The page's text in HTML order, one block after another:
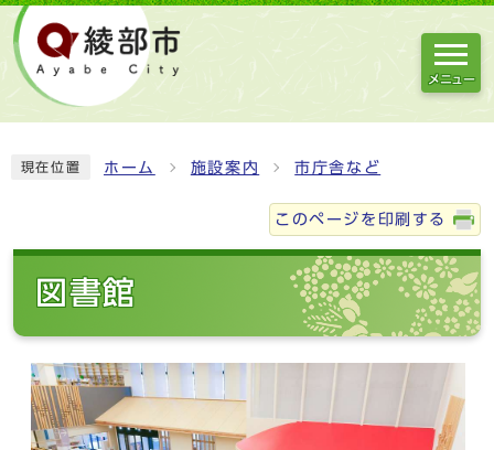
メニュー
現在位置 ホーム 施設案内 市庁舎など
このページを印刷する
図書館